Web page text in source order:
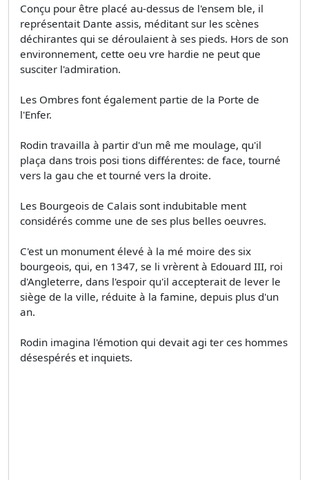
Conçu pour être placé au-dessus de l'ensem­ ble, il
représentait Dante assis, méditant sur les scènes
déchirantes qui se déroulaient à ses pieds. Hors de son
environnement, cette oeu­ vre hardie ne peut que
susciter l'admiration.
Les Ombres font également partie de la Porte de
l'Enfer.
Rodin travailla à partir d'un mê­ me moulage, qu'il
plaça dans trois posi­ tions différentes: de face, tourné
vers la gau­ che et tourné vers la droite.
Les Bourgeois de Calais sont indubitable­ ment
considérés comme une de ses plus belles oeuvres.
C'est un monument élevé à la mé­ moire des six
bourgeois, qui, en 1347, se li­ vrèrent à Edouard III, roi
d'Angleterre, dans l'espoir qu'il accepterait de lever le
siège de la ville, réduite à la famine, depuis plus d'un
an.
Rodin imagina l'émotion qui devait agi­ ter ces hommes
désespérés et inquiets.